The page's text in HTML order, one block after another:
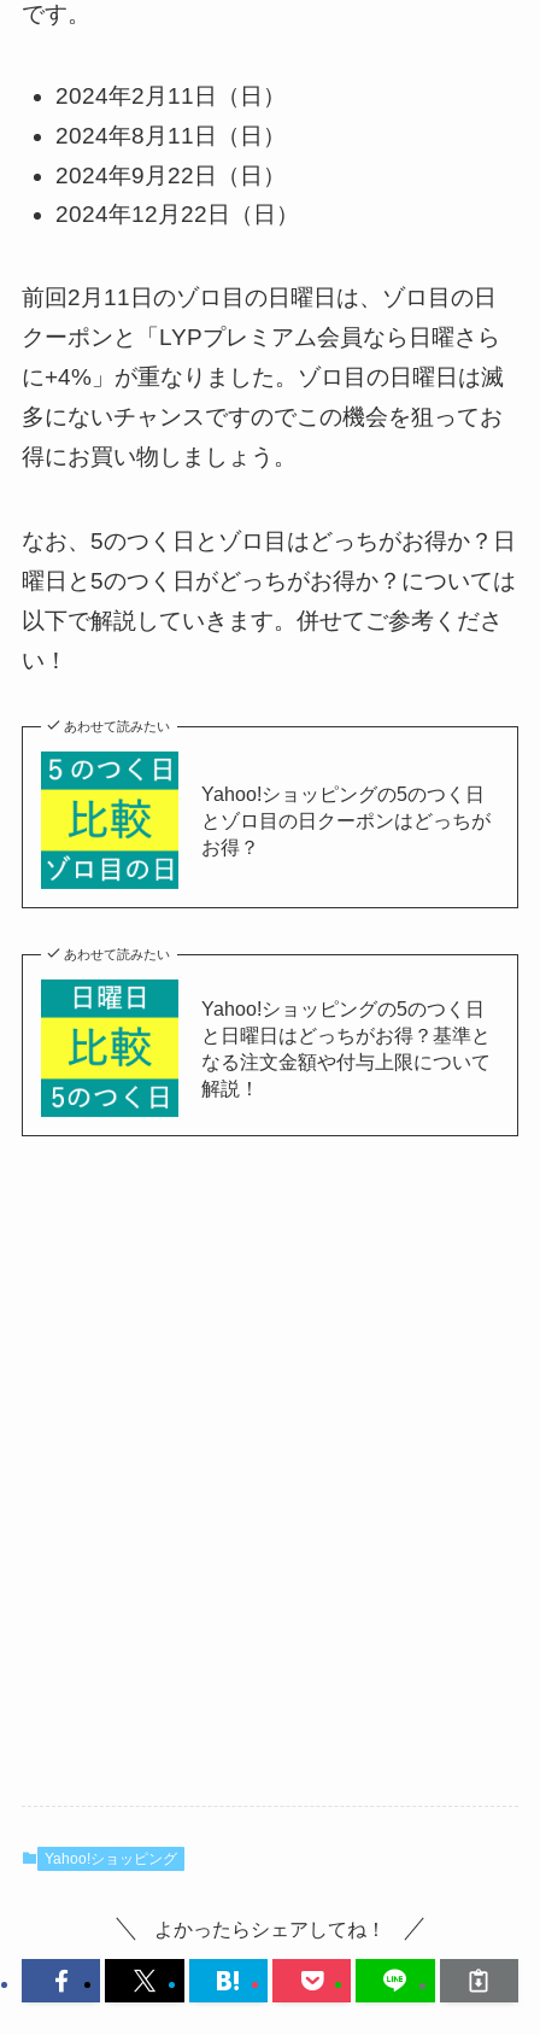
です。
2024年2月11日（日）
2024年8月11日（日）
2024年9月22日（日）
2024年12月22日（日）
前回2月11日のゾロ目の日曜日は、ゾロ目の日
クーポンと「LYPプレミアム会員なら日曜さら
に+4%」が重なりました。ゾロ目の日曜日は滅
多にないチャンスですのでこの機会を狙ってお
得にお買い物しましょう。
なお、5のつく日とゾロ目はどっちがお得か？日
曜日と5のつく日がどっちがお得か？については
以下で解説していきます。併せてご参考くださ
い！
あわせて読みたい
Yahoo!ショッピングの5のつく日
とゾロ目の日クーポンはどっちが
お得？
あわせて読みたい
Yahoo!ショッピングの5のつく日
と日曜日はどっちがお得？基準と
なる注文金額や付与上限について
解説！
Yahoo!ショッピング
よかったらシェアしてね！